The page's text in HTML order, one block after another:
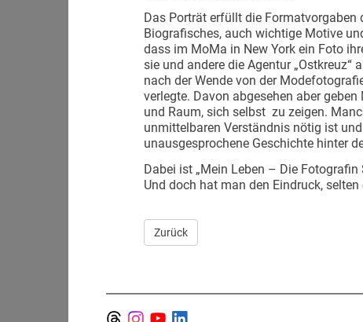
Das Porträt erfüllt die Formatvorgaben
Biografisches, auch wichtige Motive
dass im MoMa in New York ein Foto
sie und andere die Agentur „Ostkreuz“
nach der Wende von der
verlegte. Davon abgesehen aber
und Raum, sich selbst zu zeigen.
unmittelbaren Verständnis nötig ist
unausgesprochene Geschichte hinter
Dabei ist „Mein Leben – Die
Und doch hat man den Eindruck,
Zurück